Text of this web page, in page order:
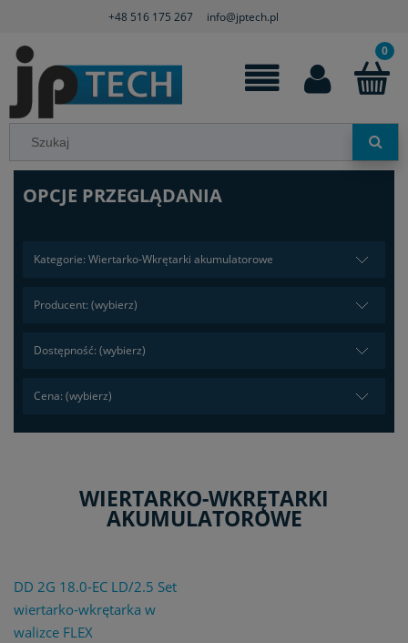
+48 516 175 267 info@jptech.pl
OPCJE PRZEGLĄDANIA
Kategorie: Wiertarko-Wkrętarki akumulatorowe
Producent: (wybierz)
Dostępność: (wybierz)
Cena: (wybierz)
WIERTARKO-WKRĘTARKI
AKUMULATOROWE
DD 2G 18.0-EC LD/2.5 Set
wiertarko-wkrętarka w
walizce FLEX